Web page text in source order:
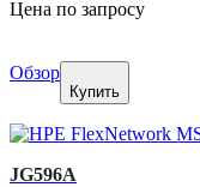
Цена по запросу
Обзор
Купить
JG596A